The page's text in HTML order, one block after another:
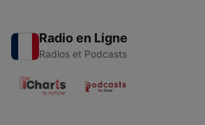
Radio en Ligne
Radios et Podcasts